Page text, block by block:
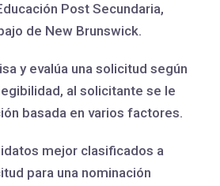
Post Secundaria,
de New Brunswick.
y evalúa una solicitud según
al solicitante se le
basada en varios factores.
mejor clasificados a
para una nominación